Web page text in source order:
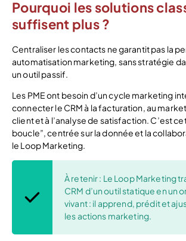
Pourquoi les solutions
suffisent plus ?
Centraliser les contacts ne garantit pas la
automatisation marketing, sans stratégie
un outil passif.
Les PME ont besoin d’un cycle marketing
connecter le CRM à la facturation, au
client et à l’analyse de satisfaction. C’est
boucle”, centrée sur la donnée et la
le Loop Marketing.
À retenir : Le Loop Marketing
CRM d’un outil statique en un
vivant : il apprend, prédit et
les actions marketing.